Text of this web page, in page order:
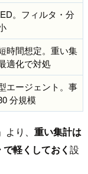
。フィルタ・分
時間想定。重い集
適化で対処
エージェント。事
分規模
り、 重い集計は
軽くしておく 設